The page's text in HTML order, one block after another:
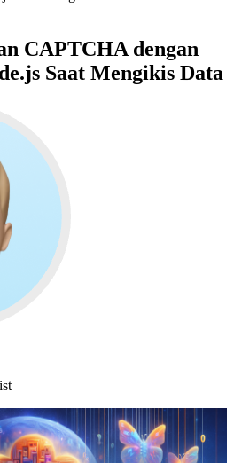
CAPTCHA dengan
Saat Mengikis Data